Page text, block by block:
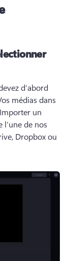
d’abord
médias dans
un
l’une de nos
Dropbox ou